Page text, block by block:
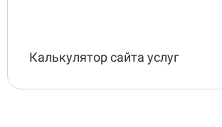
Калькулятор сайта услуг